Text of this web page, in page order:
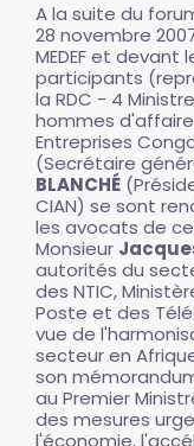
A la suite du
28 novembre
MEDEF et devant
participants
la RDC - 4
hommes
Entreprises
(Secrétaire
BLANCHÉ
CIAN) se sont
les avocats de
Monsieur
autorités du
des NTIC,
Poste et des
vue de
secteur en
son
au Premier
des mesures
l'économie,